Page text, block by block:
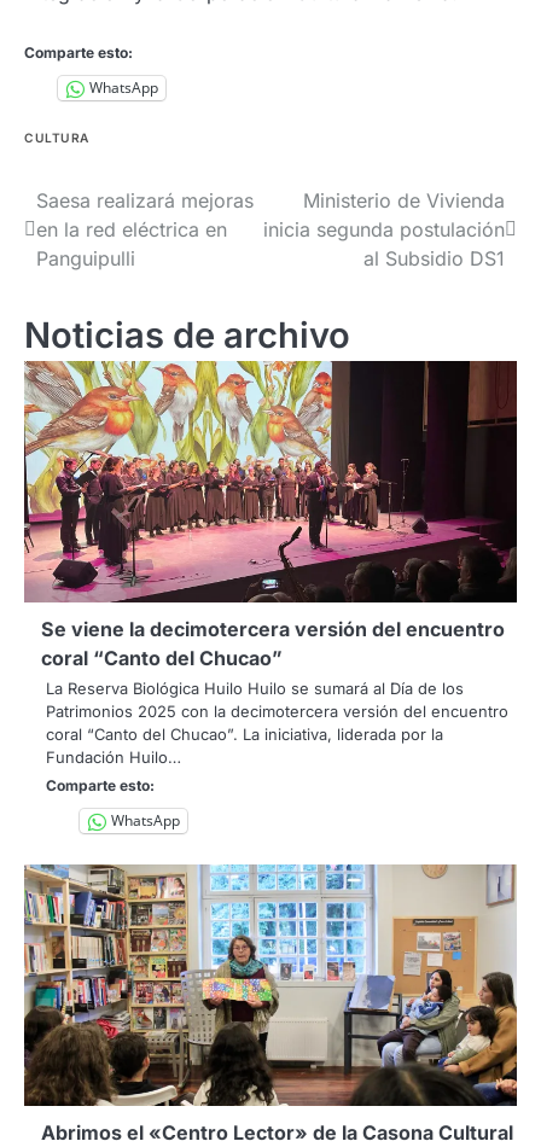
Comparte esto:
WhatsApp
CULTURA
Navegación
de
Saesa realizará mejoras
en la red eléctrica en
Panguipulli
Ministerio de Vivienda
inicia segunda postulación
al Subsidio DS1
Noticias de archivo
Se viene la decimotercera versión del encuentro
coral “Canto del Chucao”
La Reserva Biológica Huilo Huilo se sumará al Día de los
Patrimonios 2025 con la decimotercera versión del encuentro
coral “Canto del Chucao”. La iniciativa, liderada por la
Fundación Huilo…
Comparte esto:
WhatsApp
Abrimos el «Centro Lector» de la Casona Cultural